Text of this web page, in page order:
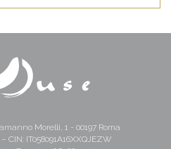
Morelli, 1 - 00197 Roma
CIN: IT058091A16XXQJEZW